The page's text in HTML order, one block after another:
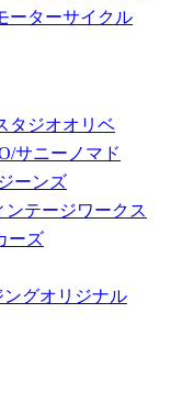
ーターサイクル
タジオオリベ
サニーノマド
ーンズ
ンテージワークス
ーズ
グオリジナル